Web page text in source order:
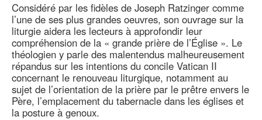
Considéré par les fidèles de Joseph Ratzinger comme
l’une de ses plus grandes oeuvres, son ouvrage sur la
liturgie aidera les lecteurs à approfondir leur
compréhension de la « grande prière de l’Église ». Le
théologien y parle des malentendus malheureusement
répandus sur les intentions du concile Vatican II
concernant le renouveau liturgique, notamment au
sujet de l’orientation de la prière par le prêtre envers le
Père, l’emplacement du tabernacle dans les églises et
la posture à genoux.